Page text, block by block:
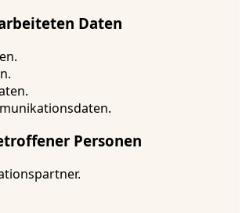
Daten
Personen